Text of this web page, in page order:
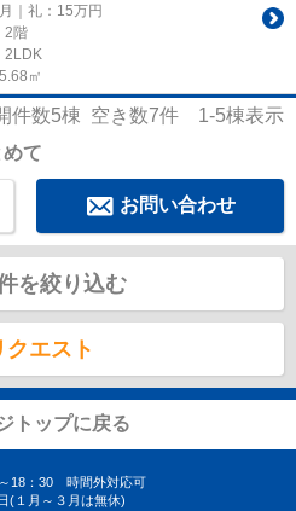
｜礼：15万円
2階
2LDK
㎡
件数5棟 空き数7件 1-5棟表示
て
お問い合わせ
を絞り込む
クエスト
トップに戻る
18：30 時間外対応可
(１月～３月は無休)